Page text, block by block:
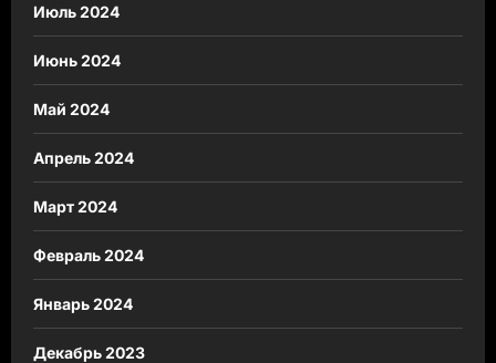
Июль 2024
Июнь 2024
Май 2024
Апрель 2024
Март 2024
Февраль 2024
Январь 2024
Декабрь 2023